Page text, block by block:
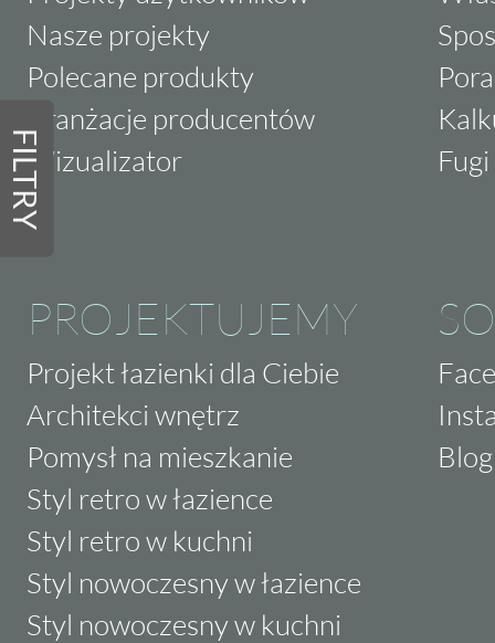
FILTRY
Nasze projekty
Polecane produkty
Aranżacje producentów
Wizualizator
PROJEKTUJEMY
Projekt łazienki dla Ciebie
Architekci wnętrz
Pomysł na mieszkanie
Styl retro w łazience
Styl retro w kuchni
Styl nowoczesny w łazience
Styl nowoczesny w kuchni
Blog